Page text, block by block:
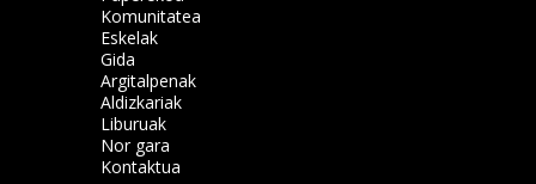
Komunitatea
Eskelak
Gida
Argitalpenak
Aldizkariak
Liburuak
Nor gara
Kontaktua